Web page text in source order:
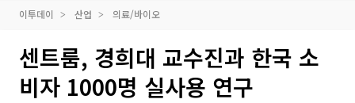
이투데이 산업 의료/바이오
센트룸, 경희대 교수진과 한국 소
비자 1000명 실사용 연구